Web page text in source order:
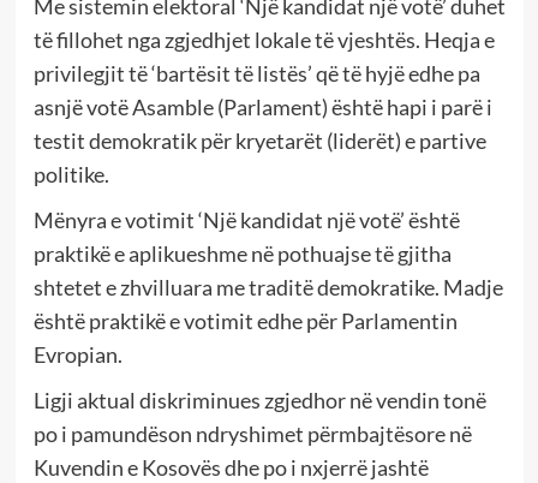
Me sistemin elektoral ‘Një kandidat një votë’ duhet
të fillohet nga zgjedhjet lokale të vjeshtës. Heqja e
privilegjit të ‘bartësit të listës’ që të hyjë edhe pa
asnjë votë Asamble (Parlament) është hapi i parë i
testit demokratik për kryetarët (liderët) e partive
politike.
Mënyra e votimit ‘Një kandidat një votë’ është
praktikë e aplikueshme në pothuajse të gjitha
shtetet e zhvilluara me traditë demokratike. Madje
është praktikë e votimit edhe për Parlamentin
Evropian.
Ligji aktual diskriminues zgjedhor në vendin tonë
po i pamundëson ndryshimet përmbajtësore në
Kuvendin e Kosovës dhe po i nxjerrë jashtë